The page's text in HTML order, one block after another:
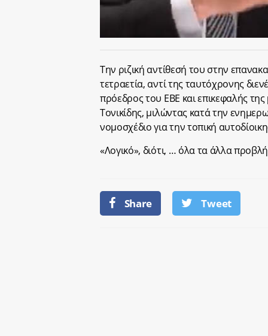
Την ριζική αντίθεσή του στην
τετραετία, αντί της ταυτόχρονης
πρόεδρος του ΕΒΕ και επικεφαλής
Τονικίδης, μιλώντας κατά την
νομοσχέδιο για την τοπική
«Λογικό», διότι, … όλα τα άλλα
Share Tweet